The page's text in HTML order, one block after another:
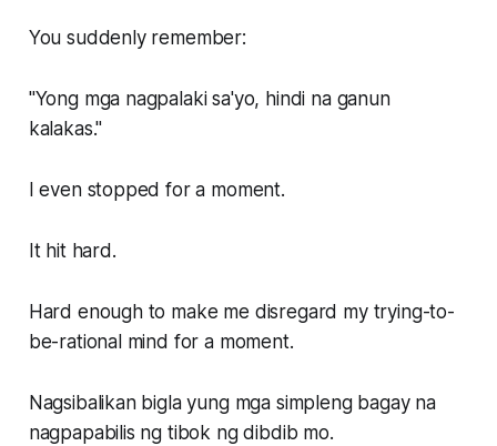
You suddenly remember:
"Yong mga nagpalaki sa'yo, hindi na ganun
kalakas."
I even stopped for a moment.
It hit hard.
Hard enough to make me disregard my trying-to-
be-rational mind for a moment.
Nagsibalikan bigla yung mga simpleng bagay na
nagpapabilis ng tibok ng dibdib mo.